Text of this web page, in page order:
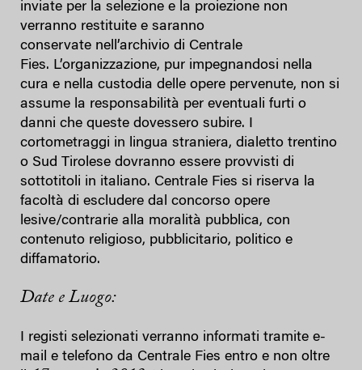
inviate per la selezione e la proiezione non
verranno restituite e saranno
conservate nell’archivio di Centrale
Fies. L’organizzazione, pur impegnandosi nella
cura e nella custodia delle opere pervenute, non si
assume la responsabilità per eventuali furti o
danni che queste dovessero subire. I
cortometraggi in lingua straniera, dialetto trentino
o Sud Tirolese dovranno essere provvisti di
sottotitoli in italiano. Centrale Fies si riserva la
facoltà di escludere dal concorso opere
lesive/contrarie alla moralità pubblica, con
contenuto religioso, pubblicitario, politico e
diffamatorio.
Date e Luogo:
I registi selezionati verranno informati tramite e-
mail e telefono da Centrale Fies entro e non oltre